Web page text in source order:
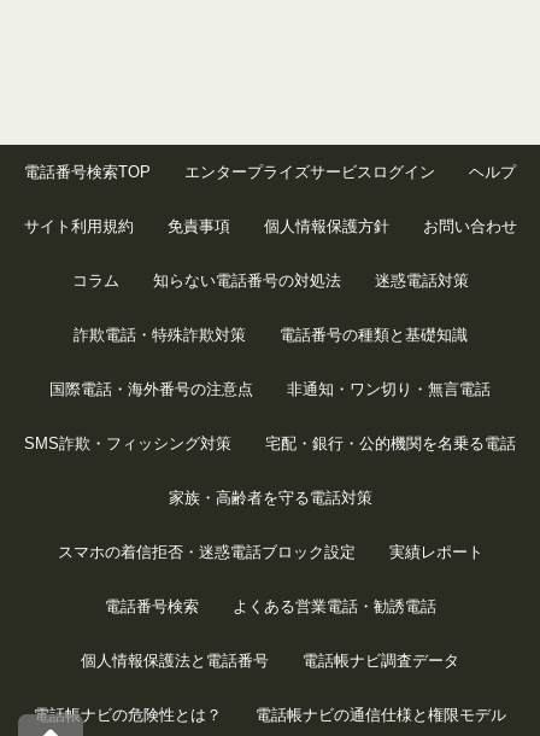
電話番号検索TOP エンタープライズサービスログイン ヘルプ
サイト利用規約 免責事項 個人情報保護方針 お問い合わせ
コラム 知らない電話番号の対処法 迷惑電話対策
詐欺電話・特殊詐欺対策 電話番号の種類と基礎知識
国際電話・海外番号の注意点 非通知・ワン切り・無言電話
SMS詐欺・フィッシング対策 宅配・銀行・公的機関を名乗る電話
家族・高齢者を守る電話対策
スマホの着信拒否・迷惑電話ブロック設定 実績レポート
電話番号検索 よくある営業電話・勧誘電話
個人情報保護法と電話番号 電話帳ナビ調査データ
電話帳ナビの危険性とは？ 電話帳ナビの通信仕様と権限モデル